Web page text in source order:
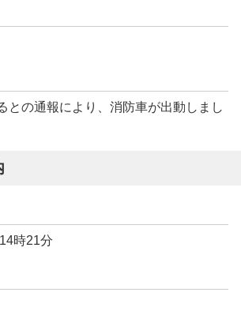
との通報により、消防車が出動しまし
時21分